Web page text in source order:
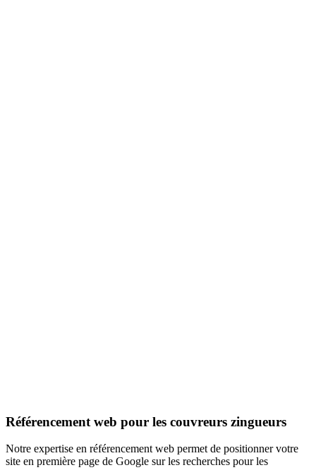
Référencement web pour les couvreurs zingueurs
Notre expertise en référencement web permet de positionner votre
site en première page de Google sur les recherches pour les